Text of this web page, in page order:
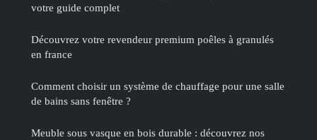
votre guide complet
Découvrez votre revendeur premium poêles à granulés
en france
Comment choisir un système de chauffage pour une salle
de bains sans fenêtre ?
Meuble sous vasque en bois durable : découvrez nos